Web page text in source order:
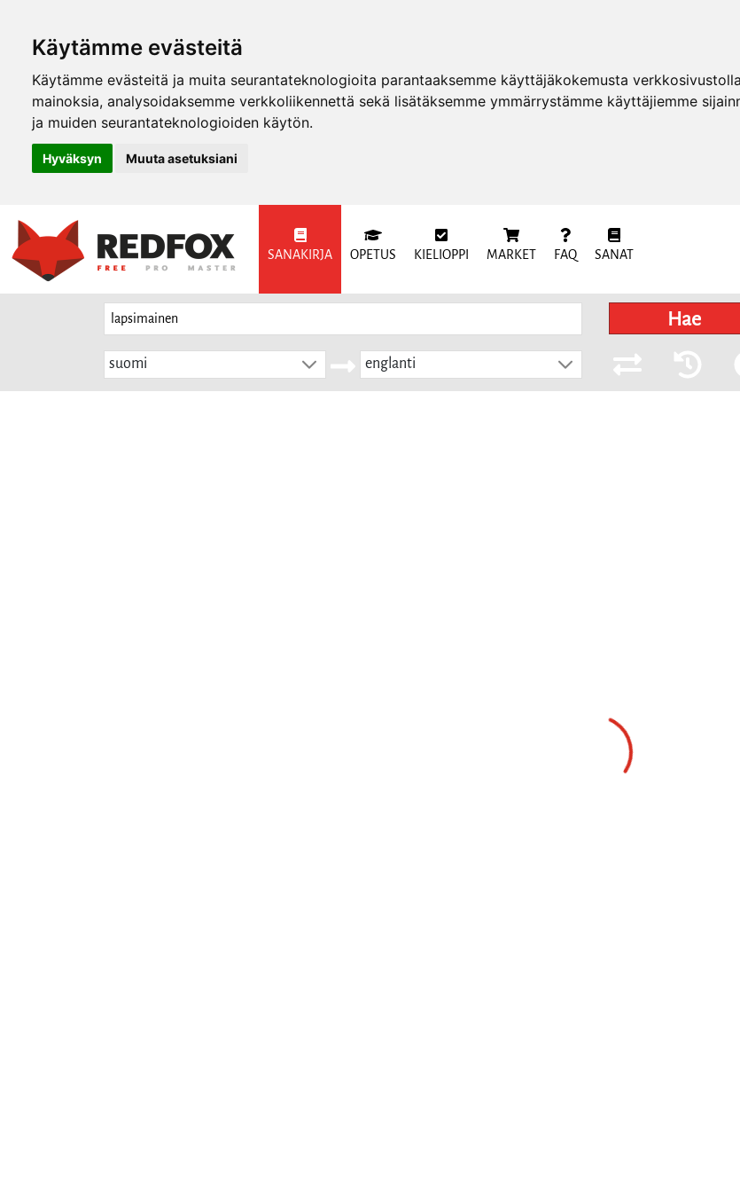
Käytämme evästeitä
Käytämme evästeitä ja muita seurantateknologioita parantaaksemme käyttäjäkokemusta
mainoksia, analysoidaksemme verkkoliikennettä sekä lisätäksemme ymmärrystämme käyttäjiemme
ja muiden seurantateknologioiden käytön.
Hyväksyn Muuta asetuksiani
SANAKIRJA OPETUS KIELIOPPI MARKET FAQ SANAT
Hae
suomi englanti